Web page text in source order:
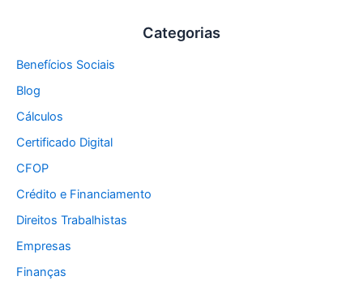
Categorias
Benefícios Sociais
Blog
Cálculos
Certificado Digital
CFOP
Crédito e Financiamento
Direitos Trabalhistas
Empresas
Finanças